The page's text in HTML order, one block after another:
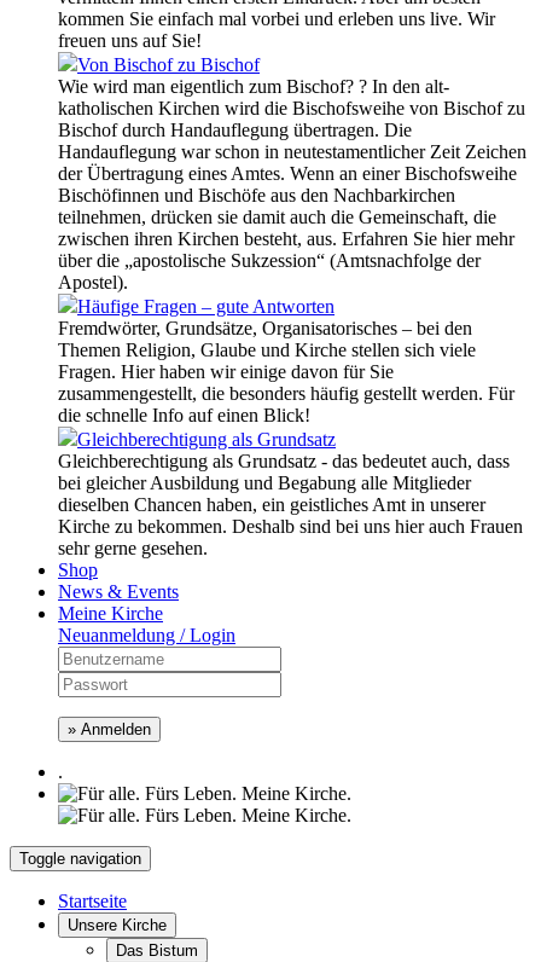
kommen Sie einfach mal vorbei und erleben uns live. Wir
freuen uns auf Sie!
Von Bischof zu Bischof
Wie wird man eigentlich zum Bischof? ? In den alt-
katholischen Kirchen wird die Bischofsweihe von Bischof zu
Bischof durch Handauflegung übertragen. Die
Handauflegung war schon in neutestamentlicher Zeit Zeichen
der Übertragung eines Amtes. Wenn an einer Bischofsweihe
Bischöfinnen und Bischöfe aus den Nachbarkirchen
teilnehmen, drücken sie damit auch die Gemeinschaft, die
zwischen ihren Kirchen besteht, aus. Erfahren Sie hier mehr
über die „apostolische Sukzession“ (Amtsnachfolge der
Apostel).
Häufige Fragen – gute Antworten
Fremdwörter, Grundsätze, Organisatorisches – bei den
Themen Religion, Glaube und Kirche stellen sich viele
Fragen. Hier haben wir einige davon für Sie
zusammengestellt, die besonders häufig gestellt werden. Für
die schnelle Info auf einen Blick!
Gleichberechtigung als Grundsatz
Gleichberechtigung als Grundsatz - das bedeutet auch, dass
bei gleicher Ausbildung und Begabung alle Mitglieder
dieselben Chancen haben, ein geistliches Amt in unserer
Kirche zu bekommen. Deshalb sind bei uns hier auch Frauen
sehr gerne gesehen.
Shop
News & Events
Meine Kirche
Neuanmeldung / Login
» Anmelden
.
Toggle navigation
Startseite
Unsere Kirche
Das Bistum